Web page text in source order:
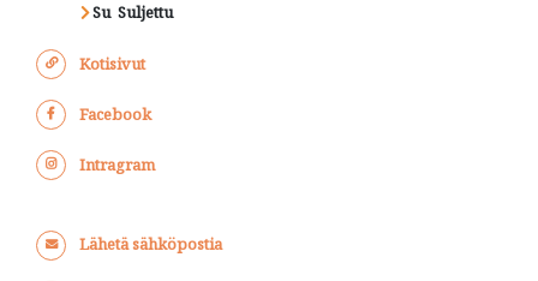
Su Suljettu
Kotisivut
Facebook
Intragram
Lähetä sähköpostia